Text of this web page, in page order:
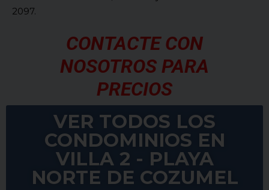
2097.
CONTACTE CON
NOSOTROS PARA
PRECIOS
VER TODOS LOS
CONDOMINIOS EN
VILLA 2 - PLAYA
NORTE DE COZUMEL